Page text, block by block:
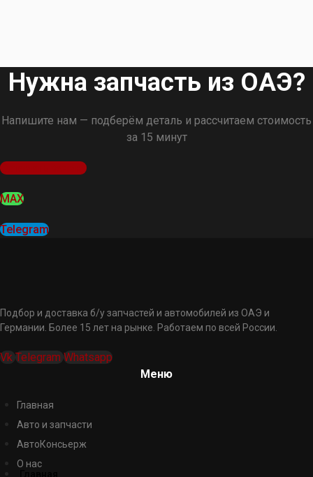
Нужна запчасть из ОАЭ?
Напишите нам — подберём деталь и рассчитаем стоимость
за 15 минут
Оставить заявку
MAX
Telegram
Подбор и доставка б/у запчастей и автомобилей из ОАЭ и
Германии. Более 15 лет на рынке. Работаем по всей России.
Vk Telegram Whatsapp
Меню
Главная
Авто и запчасти
АвтоКонсьерж
О нас